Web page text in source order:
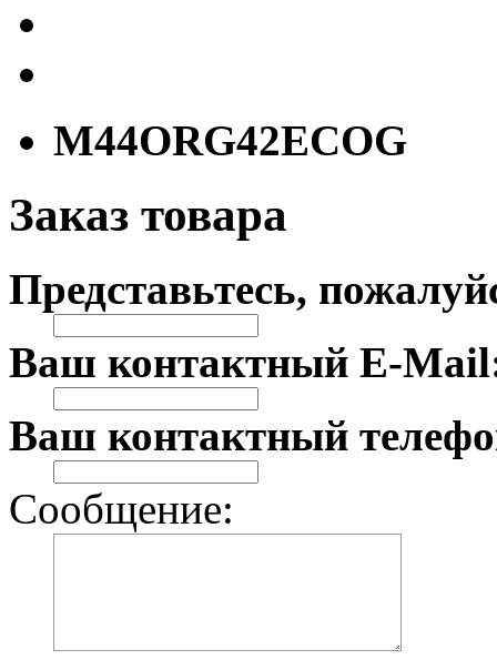
M44ORG42ECOG
Заказ товара
Представьтесь,
Ваш контактный E-
Ваш контактный
Сообщение: